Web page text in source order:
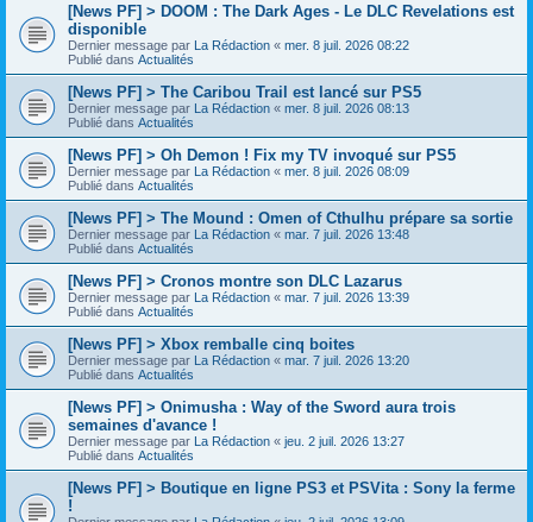
[News PF] > DOOM : The Dark Ages - Le DLC Revelations est
disponible
Dernier message par La Rédaction « mer. 8 juil. 2026 08:22
Publié dans Actualités
[News PF] > The Caribou Trail est lancé sur PS5
Dernier message par La Rédaction « mer. 8 juil. 2026 08:13
Publié dans Actualités
[News PF] > Oh Demon ! Fix my TV invoqué sur PS5
Dernier message par La Rédaction « mer. 8 juil. 2026 08:09
Publié dans Actualités
[News PF] > The Mound : Omen of Cthulhu prépare sa sortie
Dernier message par La Rédaction « mar. 7 juil. 2026 13:48
Publié dans Actualités
[News PF] > Cronos montre son DLC Lazarus
Dernier message par La Rédaction « mar. 7 juil. 2026 13:39
Publié dans Actualités
[News PF] > Xbox remballe cinq boites
Dernier message par La Rédaction « mar. 7 juil. 2026 13:20
Publié dans Actualités
[News PF] > Onimusha : Way of the Sword aura trois
semaines d'avance !
Dernier message par La Rédaction « jeu. 2 juil. 2026 13:27
Publié dans Actualités
[News PF] > Boutique en ligne PS3 et PSVita : Sony la ferme
!